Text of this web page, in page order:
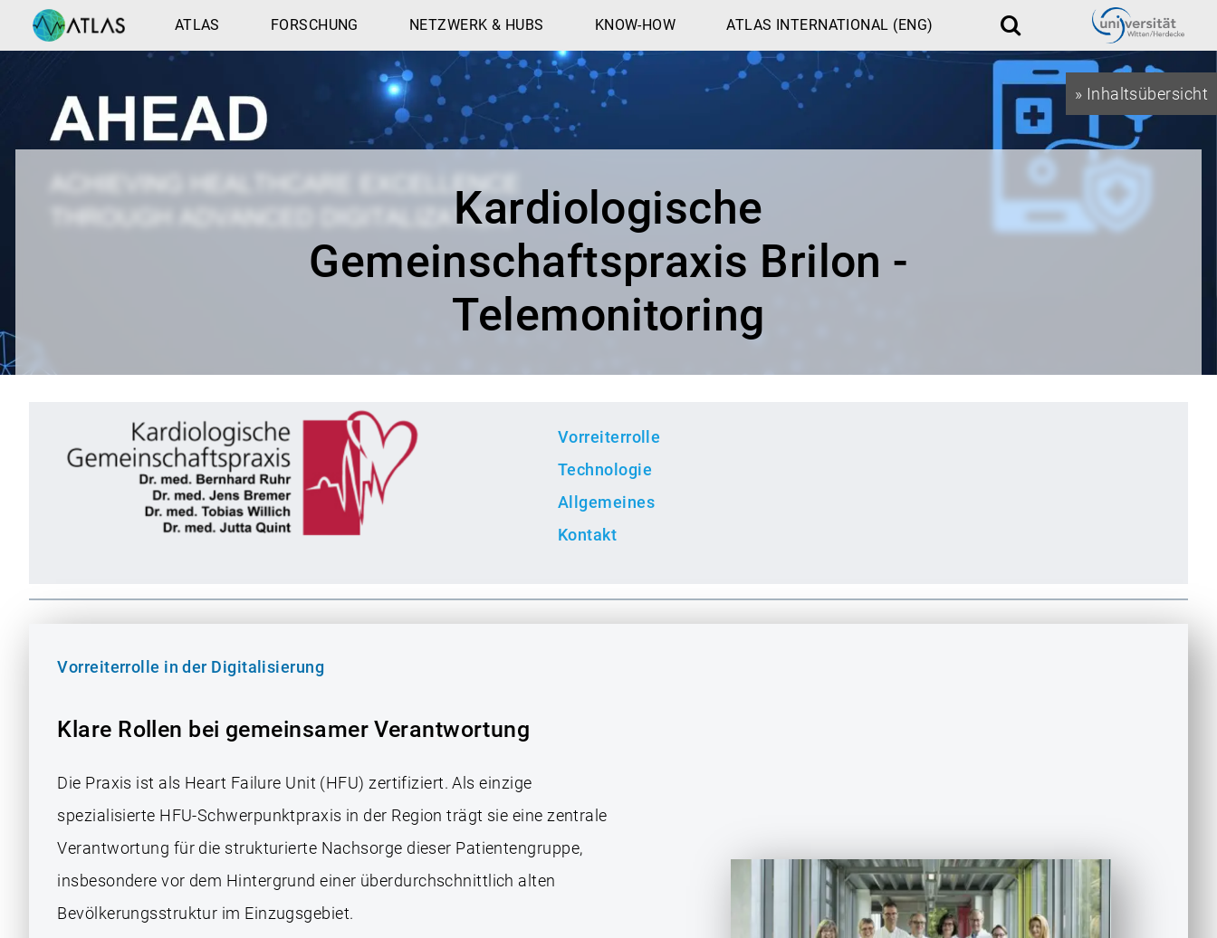
» Inhaltsübersicht
ATLAS FORSCHUNG NETZWERK & HUBS KNOW-HOW ATLAS INTERNATIONAL (ENG)
Suche
Kardiologische
Gemeinschaftspraxis Brilon -
Telemonitoring
Vorreiterrolle
Technologie
Allgemeines
Kontakt
Vorreiterrolle in der Digitalisierung
Klare Rollen bei gemeinsamer Verantwortung
Die Praxis ist als Heart Failure Unit (HFU) zertifiziert. Als einzige
spezialisierte HFU-Schwerpunktpraxis in der Region trägt sie eine zentrale
Verantwortung für die strukturierte Nachsorge dieser Patientengruppe,
insbesondere vor dem Hintergrund einer überdurchschnittlich alten
Bevölkerungsstruktur im Einzugsgebiet.